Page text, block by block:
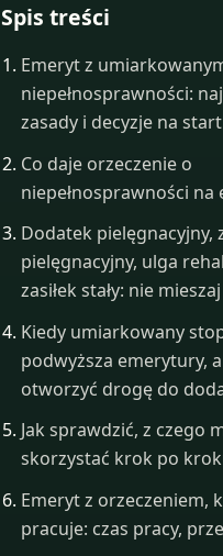
Spis treści
Emeryt z
niepełnosprawności:
zasady i decyzje na start
Co daje orzeczenie o
niepełnosprawności
Dodatek pielęgnacyjny,
pielęgnacyjny, ulga
zasiłek stały: nie
Kiedy umiarkowany
podwyższa emerytury,
otworzyć drogę do
Jak sprawdzić, z czego
skorzystać krok po
Emeryt z orzeczeniem,
pracuje: czas pracy,